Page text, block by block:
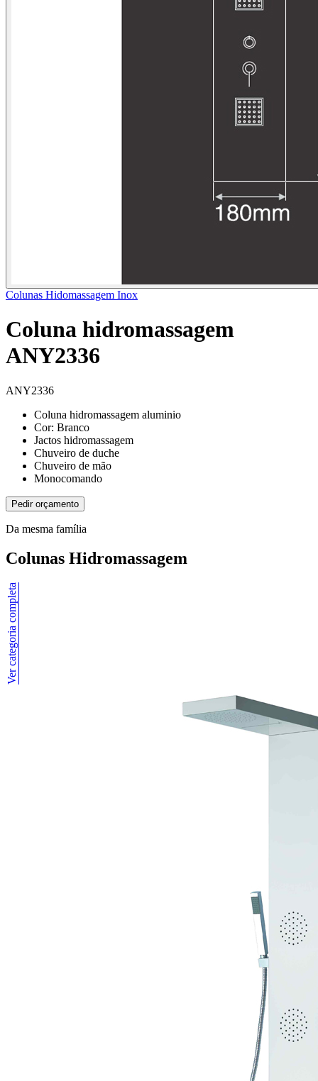
Colunas Hidomassagem Inox
Coluna hidromassagem
ANY2336
ANY2336
Coluna hidromassagem aluminio
Cor: Branco
Jactos hidromassagem
Chuveiro de duche
Chuveiro de mão
Monocomando
Pedir orçamento
Da mesma família
Colunas Hidromassagem
Ver categoria completa